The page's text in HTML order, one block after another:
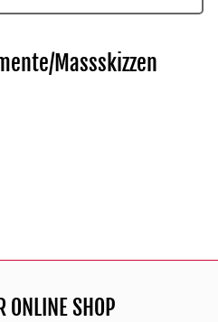
Massskizzen
ONLINE SHOP